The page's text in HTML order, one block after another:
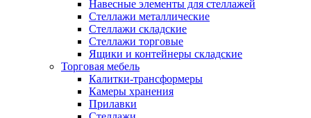
Навесные элементы для стеллажей
Стеллажи металлические
Стеллажи складские
Стеллажи торговые
Ящики и контейнеры складские
Торговая мебель
Калитки-трансформеры
Камеры хранения
Прилавки